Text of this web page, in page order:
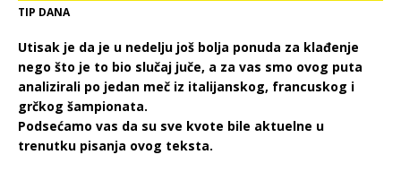
TIP DANA
Utisak je da je u nedelju još bolja ponuda za klađenje
nego što je to bio slučaj juče, a za vas smo ovog puta
analizirali po jedan meč iz italijanskog, francuskog i
grčkog šampionata.
Podsećamo vas da su sve kvote bile aktuelne u
trenutku pisanja ovog teksta.